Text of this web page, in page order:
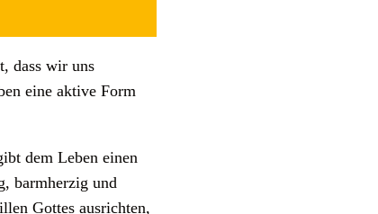
dass wir uns
eine aktive Form
dem Leben einen
barmherzig und
Gottes ausrichten,